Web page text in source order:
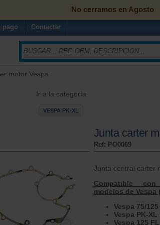
No cerramos en Agosto
pago Contactar
motor Vespa
Ir a la categoría
VESPA PK-XL
Junta carter
Ref: PO0069
Junta central carter
Compatible
modelos de Vespa
Vespa 75/125
Vespa PK-XL
Vespa 125 FL